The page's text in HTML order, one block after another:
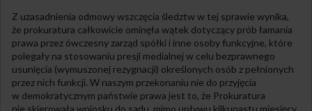
Z uzasadnienia odmowy wszczęcia śledztw w tej sprawie wynika,
że prokuratura całkowicie ominęła wątek dotyczący prób łamania
prawa przez ówczesny zarząd spółki i inne osoby funkcyjne, które
polegały na stosowaniu presji medialnej w celu bezprawnego
usunięcia (wymuszonej rezygnacji) określonych osób z pełnionych
przez nich funkcji. W naszym przekonaniu nie do przyjęcia
w demokratycznym państwie prawa jest to, że Prokuratura
nie skierowała wniosku do sądu, mimo upływu kilkunastu miesięcy,